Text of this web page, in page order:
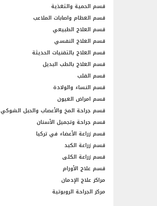
قسم الحمية والتغذية
قسم العظام واصابات الملاعب
قسم العلاج الطبيعي
قسم العلاج النفسي
قسم العلاج بالتقنيات الحديثة
قسم العلاج بالطب البديل
قسم القلب
قسم النساء والولادة
قسم امراض العيون
قسم جراحة المخ والأعصاب والحبل الشوكي
قسم جراحة وتجميل الأسنان
قسم زراعة الأعضاء في تركيا
قسم زراعة الكبد
قسم زراعة الكلى
قسم علاج الأورام
مراكز علاج الإدمان
مركز الجراحة الروبوتية